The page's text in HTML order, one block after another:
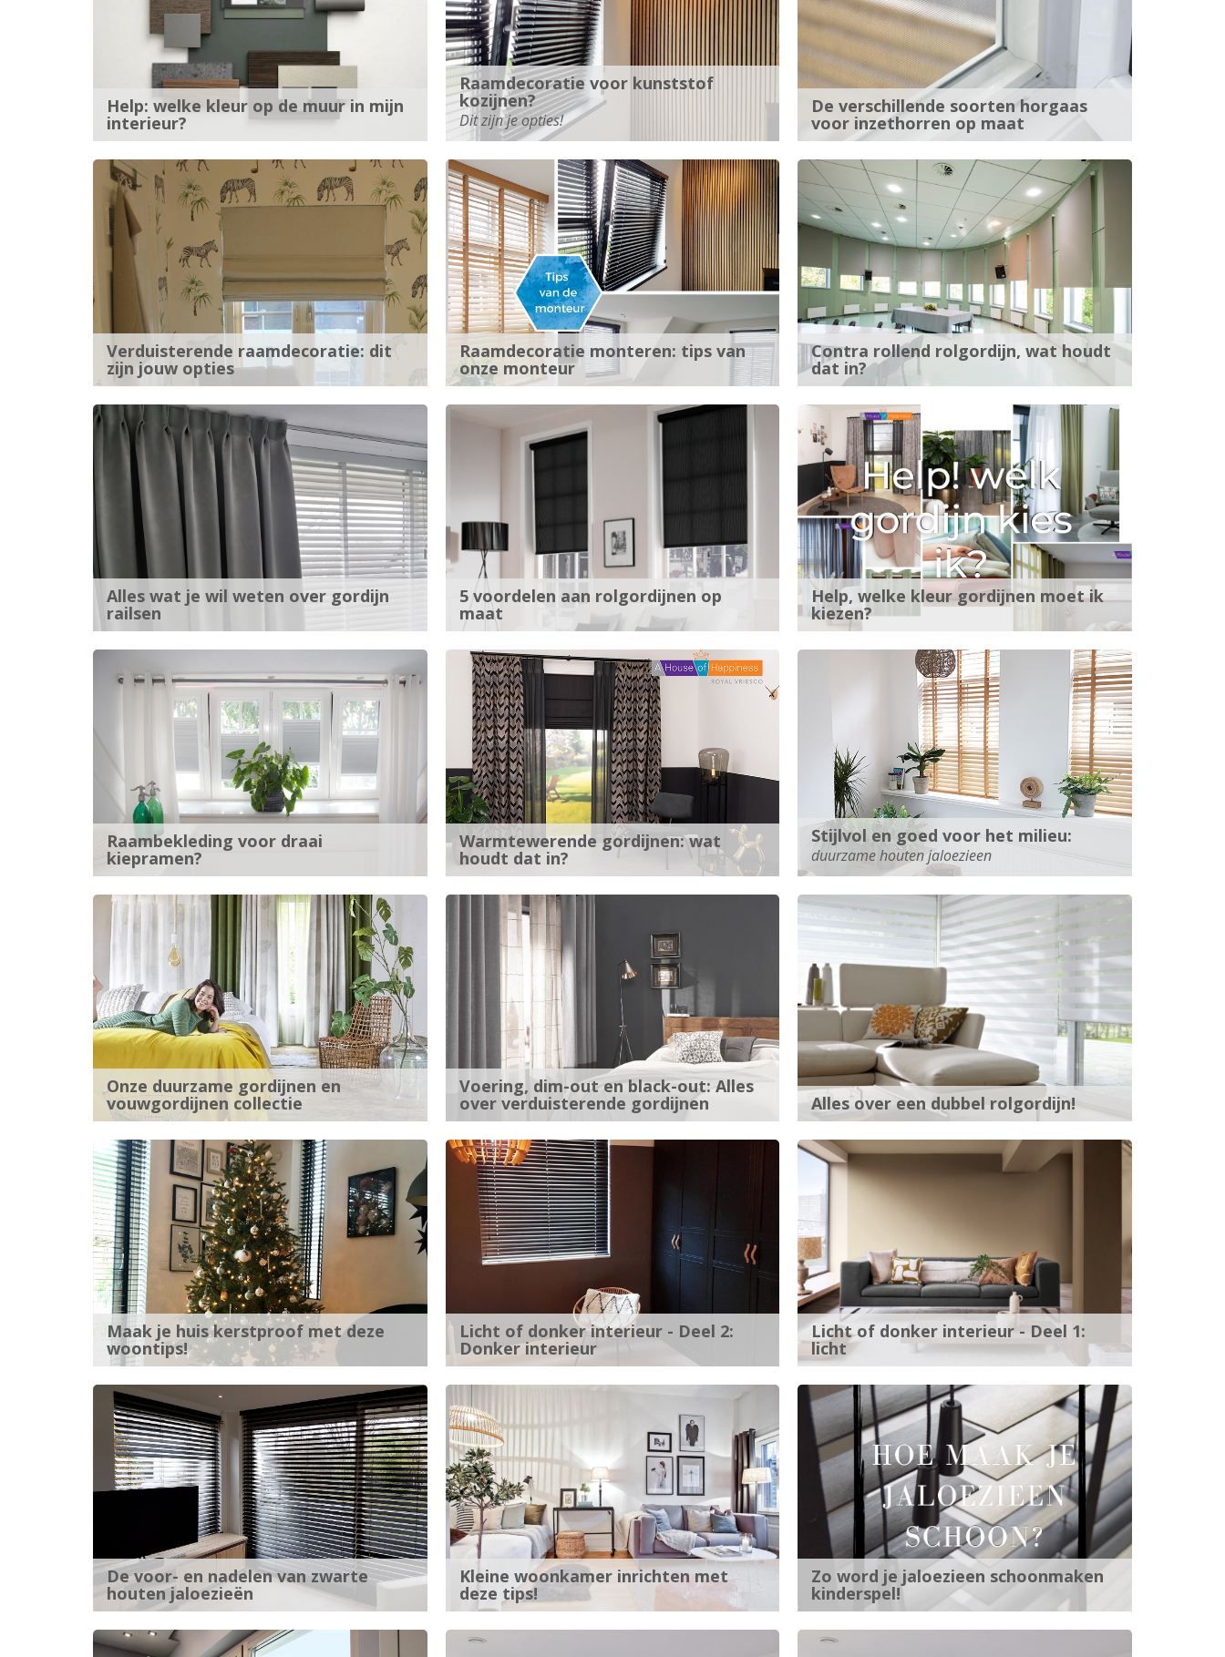
Help: welke kleur op de muur in mijn
interieur?
Raamdecoratie voor kunststof
kozijnen?
Dit zijn je opties!
De verschillende soorten horgaas
voor inzethorren op maat
Verduisterende raamdecoratie: dit
zijn jouw opties
Raamdecoratie monteren: tips van
onze monteur
Contra rollend rolgordijn, wat houdt
dat in?
Alles wat je wil weten over gordijn
railsen
5 voordelen aan rolgordijnen op
maat
Help, welke kleur gordijnen moet ik
kiezen?
Raambekleding voor draai
kiepramen?
Warmtewerende gordijnen: wat
houdt dat in?
Stijlvol en goed voor het milieu:
duurzame houten jaloezieen
Onze duurzame gordijnen en
vouwgordijnen collectie
Voering, dim-out en black-out: Alles
over verduisterende gordijnen Alles over een dubbel rolgordijn!
Maak je huis kerstproof met deze
woontips!
Licht of donker interieur - Deel 2:
Donker interieur
Licht of donker interieur - Deel 1:
licht
De voor- en nadelen van zwarte
houten jaloezieën
Kleine woonkamer inrichten met
deze tips!
Zo word je jaloezieen schoonmaken
kinderspel!